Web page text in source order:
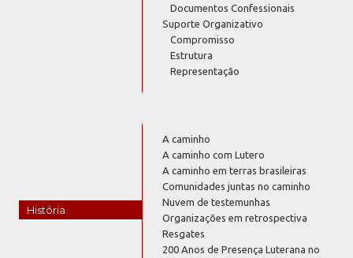
Documentos Confessionais
Suporte Organizativo
Compromisso
Estrutura
Representação
História
A caminho
A caminho com Lutero
A caminho em terras brasileiras
Comunidades juntas no caminho
Nuvem de testemunhas
Organizações em retrospectiva
Resgates
200 Anos de Presença Luterana no